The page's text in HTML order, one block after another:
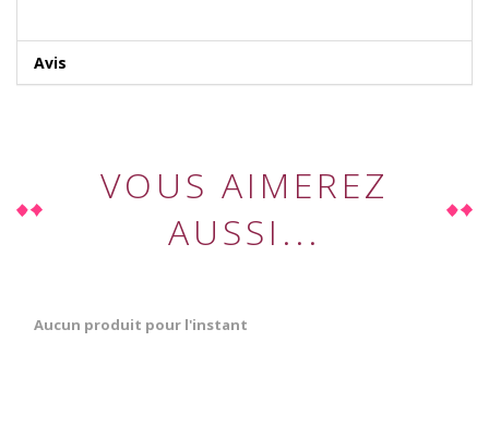
Avis
VOUS AIMEREZ
AUSSI...
Aucun produit pour l'instant